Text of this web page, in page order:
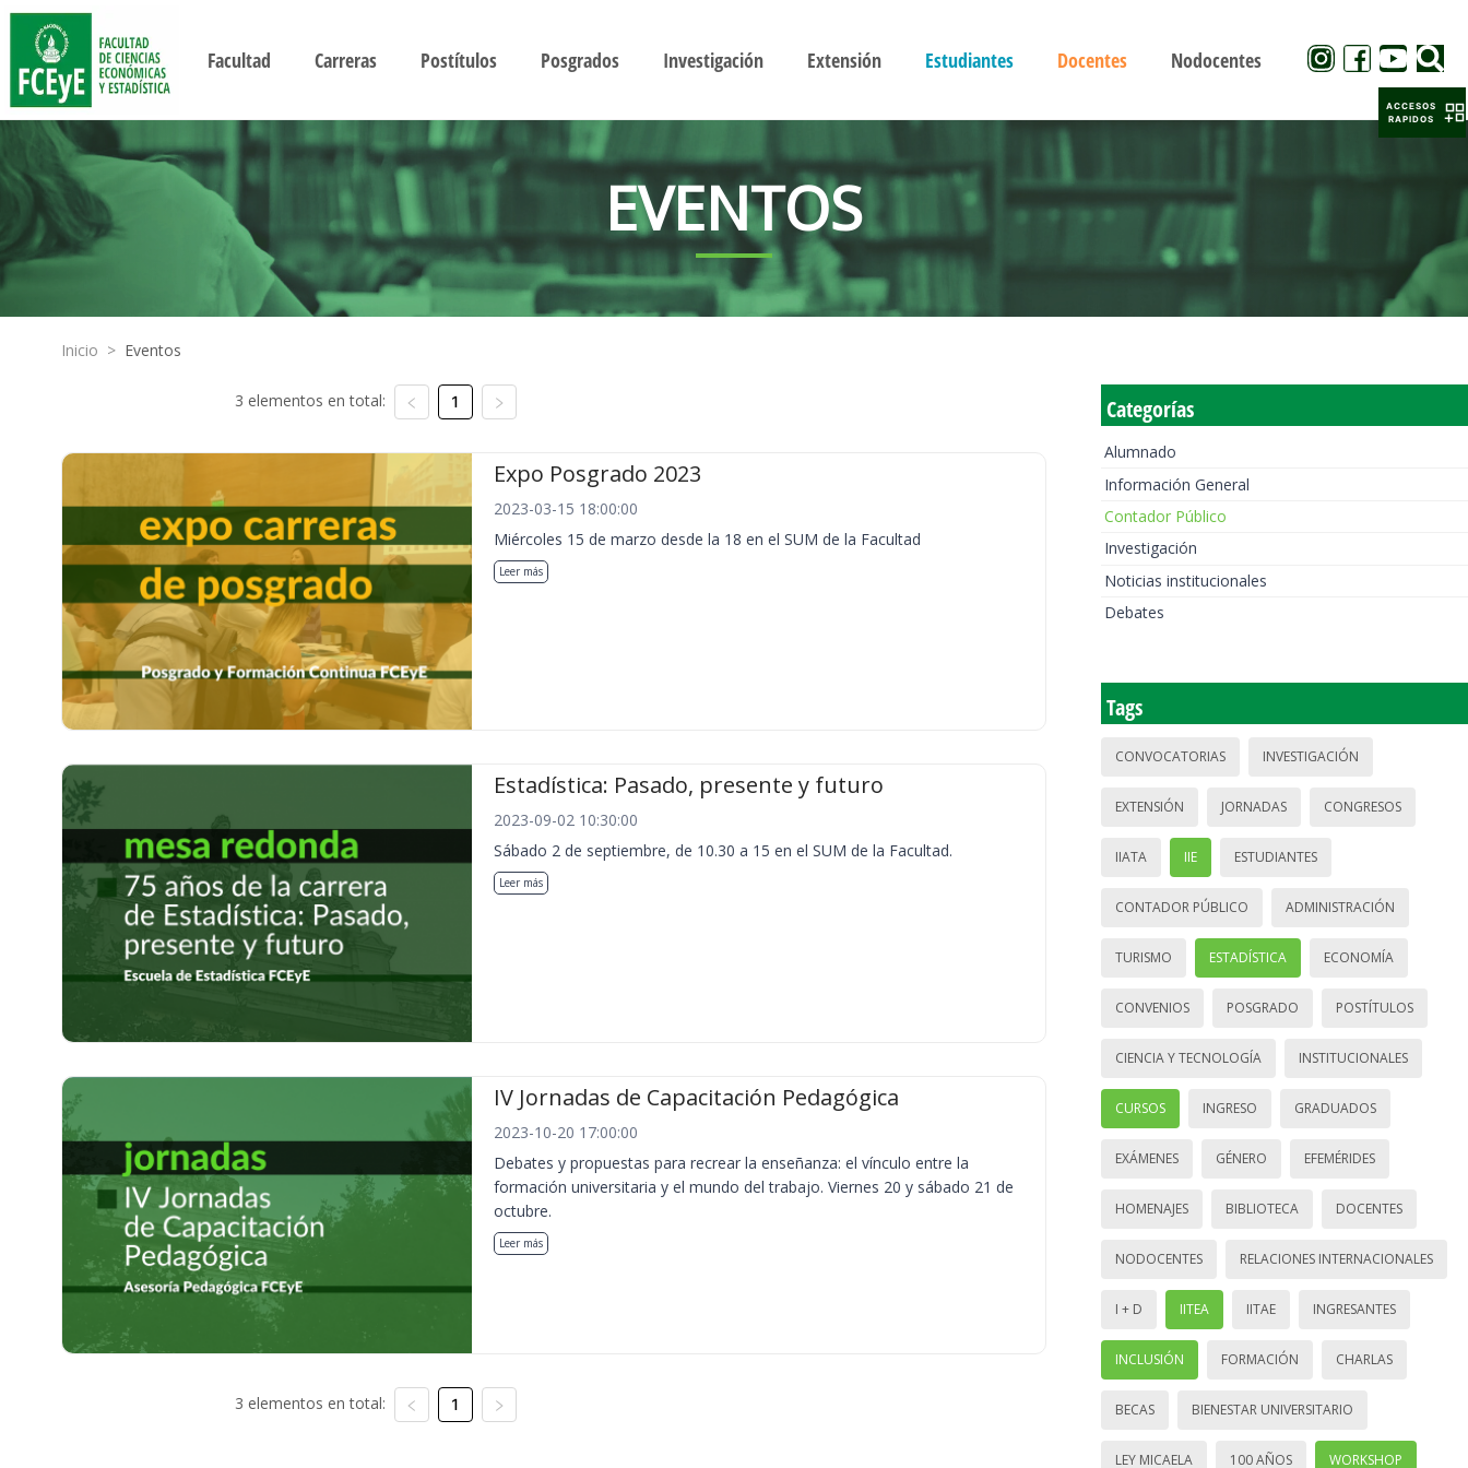
Facultad Carreras Postítulos Posgrados Investigación Extensión Estudiantes Docentes Nodocentes
EVENTOS
Inicio > Eventos
3 elementos en total: 1
Expo Posgrado 2023
2023-03-15 18:00:00
Miércoles 15 de marzo desde la 18 en el SUM de la Facultad
Leer más
Estadística: Pasado, presente y futuro
2023-09-02 10:30:00
Sábado 2 de septiembre, de 10.30 a 15 en el SUM de la Facultad.
Leer más
IV Jornadas de Capacitación Pedagógica
2023-10-20 17:00:00
Debates y propuestas para recrear la enseñanza: el vínculo entre la
formación universitaria y el mundo del trabajo. Viernes 20 y sábado 21 de
octubre.
Leer más
3 elementos en total: 1
Categorías
Alumnado
Información General
Contador Público
Investigación
Noticias institucionales
Debates
Tags
CONVOCATORIAS INVESTIGACIÓN
EXTENSIÓN JORNADAS CONGRESOS
IIATA IIE ESTUDIANTES
CONTADOR PÚBLICO ADMINISTRACIÓN
TURISMO ESTADÍSTICA ECONOMÍA
CONVENIOS POSGRADO POSTÍTULOS
CIENCIA Y TECNOLOGÍA INSTITUCIONALES
CURSOS INGRESO GRADUADOS
EXÁMENES GÉNERO EFEMÉRIDES
HOMENAJES BIBLIOTECA DOCENTES
NODOCENTES RELACIONES INTERNACIONALES
I + D IITEA IITAE INGRESANTES
INCLUSIÓN FORMACIÓN CHARLAS
BECAS BIENESTAR UNIVERSITARIO
LEY MICAELA 100 AÑOS WORKSHOP
ACCESOS
RAPIDOS